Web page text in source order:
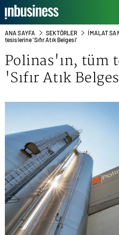
ANA SAYFA SEKTÖRLER İMALAT
tesislerine 'Sıfır Atık Belgesi'
Polinas'ın, tüm
'Sıfır Atık